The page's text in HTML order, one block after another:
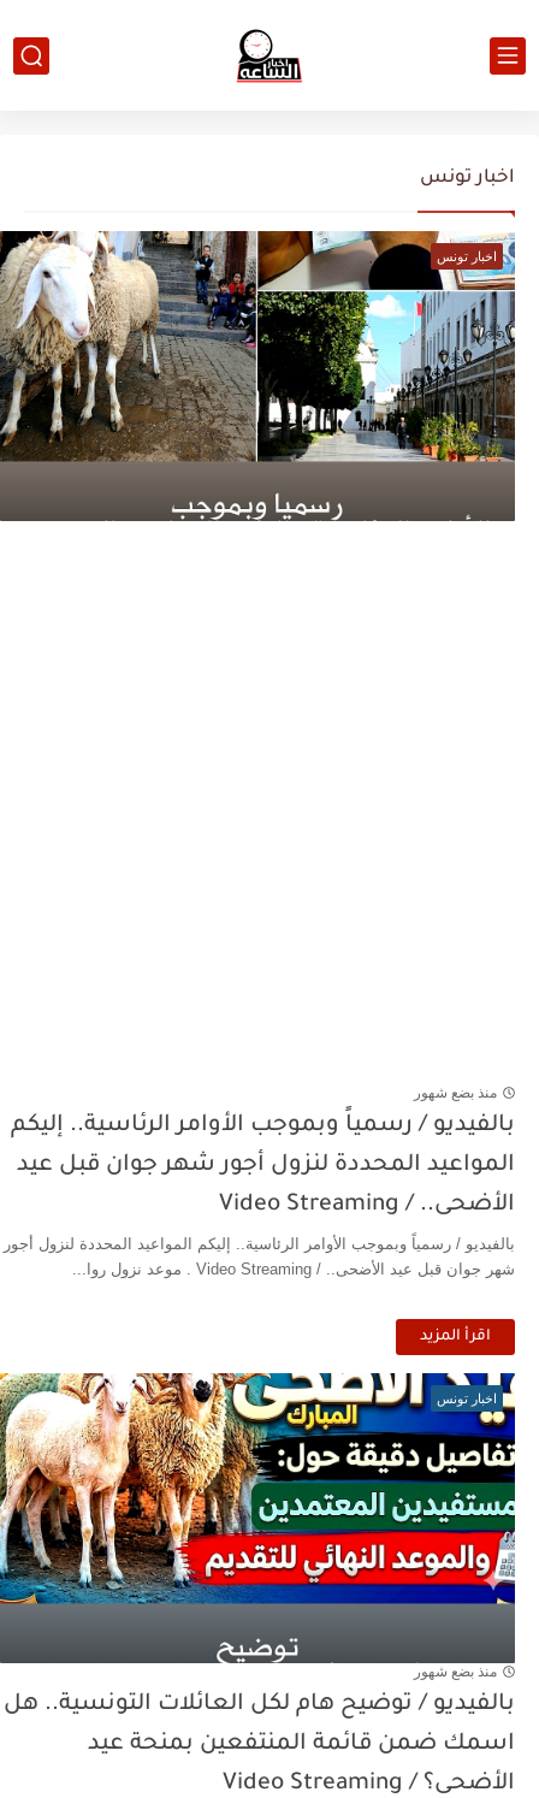
اخبار تونس
اخبار تونس
منذ بضع شهور
بالفيديو / رسمياً وبموجب الأوامر الرئاسية.. إليكم
المواعيد المحددة لنزول أجور شهر جوان قبل عيد
الأضحى.. / Video Streaming
بالفيديو / رسمياً وبموجب الأوامر الرئاسية.. إليكم المواعيد المحددة لنزول أجور
شهر جوان قبل عيد الأضحى.. / Video Streaming . موعد نزول روا...
اقرأ المزيد
اخبار تونس
منذ بضع شهور
بالفيديو / توضيح هام لكل العائلات التونسية.. هل
اسمك ضمن قائمة المنتفعين بمنحة عيد
الأضحى؟ / Video Streaming